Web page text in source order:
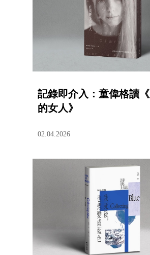
記錄即介入：童偉格讀
的女人》
02.04.2026